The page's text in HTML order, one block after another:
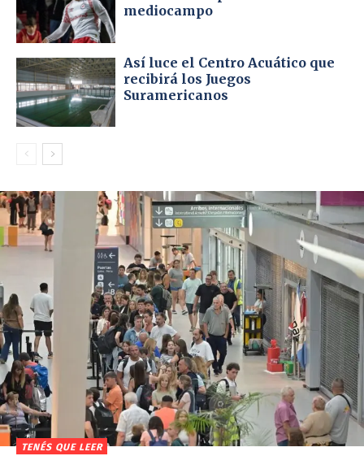
mediocampo
Así luce el Centro Acuático que
recibirá los Juegos
Suramericanos
TENÉS QUE LEER